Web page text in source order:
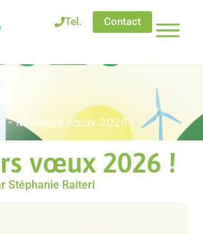
Tel. Contact
-Meilleurs vœux 2026 !
vœux 2026 !
Stéphanie Raiteri